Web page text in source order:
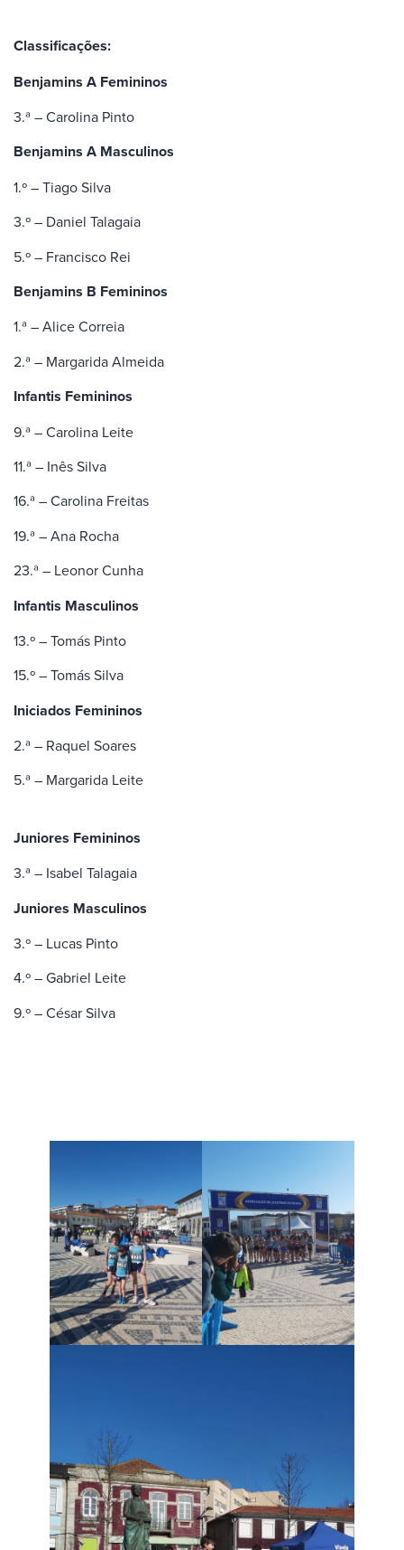
Classificações:
Benjamins A Femininos
3.ª – Carolina Pinto
Benjamins A Masculinos
1.º – Tiago Silva
3.º – Daniel Talagaia
5.º – Francisco Rei
Benjamins B Femininos
1.ª – Alice Correia
2.ª – Margarida Almeida
Infantis Femininos
9.ª – Carolina Leite
11.ª – Inês Silva
16.ª – Carolina Freitas
19.ª – Ana Rocha
23.ª – Leonor Cunha
Infantis Masculinos
13.º – Tomás Pinto
15.º – Tomás Silva
Iniciados Femininos
2.ª – Raquel Soares
5.ª – Margarida Leite
Juniores Femininos
3.ª – Isabel Talagaia
Juniores Masculinos
3.º – Lucas Pinto
4.º – Gabriel Leite
9.º – César Silva